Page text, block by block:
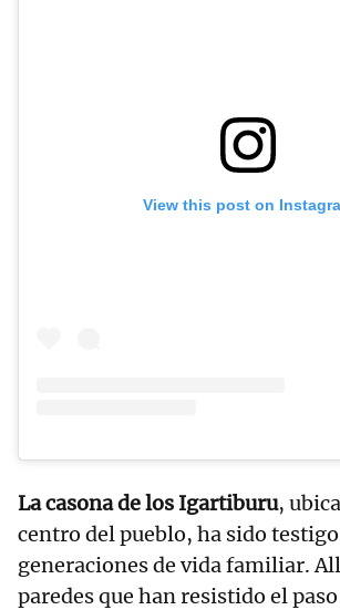
View this post on
La casona de los Igartiburu,
centro del pueblo, ha sido
generaciones de vida familiar.
paredes que han resistido el